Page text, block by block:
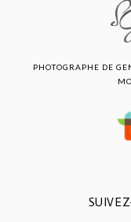
PHOTOGRAPHE DE